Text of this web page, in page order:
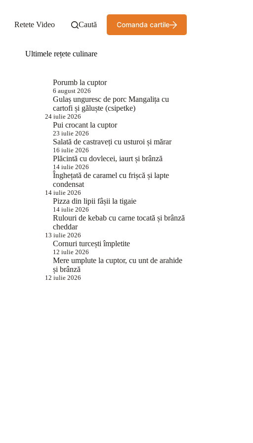
Retete Video Caută Comanda cartile
Ultimele rețete culinare
Porumb la cuptor
6 august 2026
Gulaș unguresc de porc Mangalița cu
cartofi și găluște (csipetke)
24 iulie 2026
Pui crocant la cuptor
23 iulie 2026
Salată de castraveți cu usturoi și mărar
16 iulie 2026
Plăcintă cu dovlecei, iaurt și brânză
14 iulie 2026
Înghețată de caramel cu frișcă și lapte
condensat
14 iulie 2026
Pizza din lipii fâșii la tigaie
14 iulie 2026
Rulouri de kebab cu carne tocată și brânză
cheddar
13 iulie 2026
Cornuri turcești împletite
12 iulie 2026
Mere umplute la cuptor, cu unt de arahide
și brânză
12 iulie 2026